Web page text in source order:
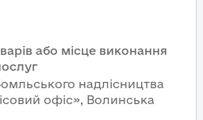
або місце виконання
надлісництва
офіс», Волинська